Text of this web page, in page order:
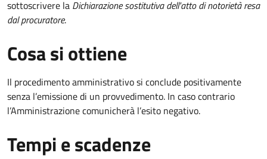
sottoscrivere la Dichiarazione sostitutiva dell'atto di notorietà resa
dal procuratore.
Cosa si ottiene
Il procedimento amministrativo si conclude positivamente
senza l’emissione di un provvedimento. In caso contrario
l’Amministrazione comunicherà l’esito negativo.
Tempi e scadenze